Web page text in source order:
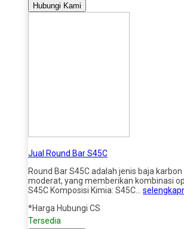
Hubungi Kami
Jual Round Bar S45C
Round Bar S45C adalah jenis baja
moderat, yang memberikan kombinasi
S45C Komposisi Kimia: S45C…
*Harga Hubungi CS
Tersedia